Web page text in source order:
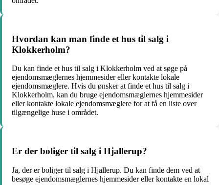
Hvordan kan man finde et hus til salg i
Klokkerholm?
Du kan finde et hus til salg i Klokkerholm ved at søge på
ejendomsmæglernes hjemmesider eller kontakte lokale
ejendomsmæglere. Hvis du ønsker at finde et hus til salg i
Klokkerholm, kan du bruge ejendomsmæglernes hjemmesider
eller kontakte lokale ejendomsmæglere for at få en liste over
tilgængelige huse i området.
Er der boliger til salg i Hjallerup?
Ja, der er boliger til salg i Hjallerup. Du kan finde dem ved at
besøge ejendomsmæglernes hjemmesider eller kontakte en lokal